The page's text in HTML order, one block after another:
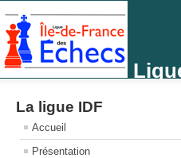
La ligue IDF
Accueil
Présentation